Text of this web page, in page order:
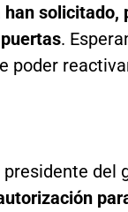
solicitado,
.
poder
del